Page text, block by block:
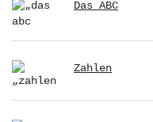
Das ABC
Zahlen